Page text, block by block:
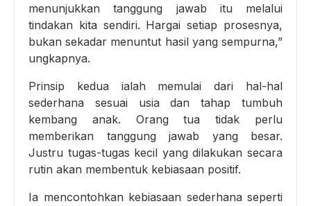
menunjukkan tanggung jawab itu melalui
tindakan kita sendiri. Hargai setiap prosesnya,
bukan sekadar menuntut hasil yang sempurna,”
ungkapnya.
Prinsip kedua ialah memulai dari hal-hal
sederhana sesuai usia dan tahap tumbuh
kembang anak. Orang tua tidak perlu
memberikan tanggung jawab yang besar.
Justru tugas-tugas kecil yang dilakukan secara
rutin akan membentuk kebiasaan positif.
Ia mencontohkan kebiasaan sederhana seperti